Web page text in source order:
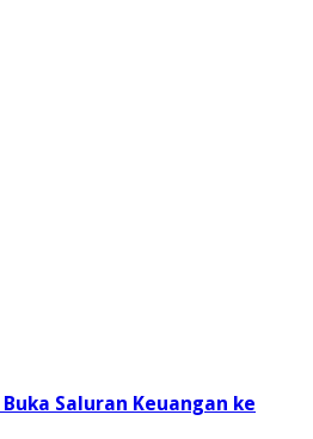
Buka Saluran Keuangan ke